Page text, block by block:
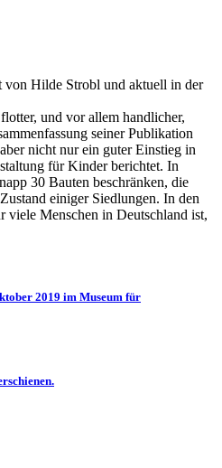
von Hilde Strobl und aktuell in der
und vor allem handlicher,
seiner Publikation
nicht nur ein guter Einstieg in
für Kinder berichtet. In
30 Bauten beschränken, die
einiger Siedlungen. In den
viele Menschen in Deutschland ist,
2019 im Museum für